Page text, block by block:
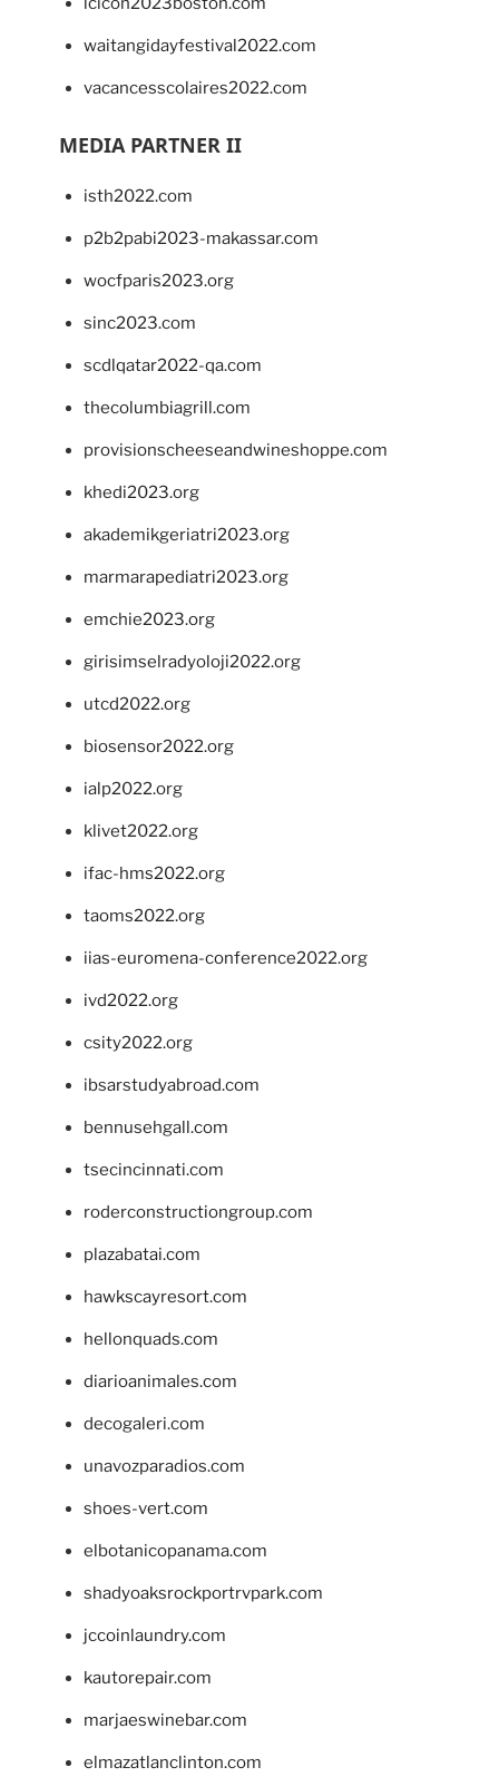
waitangidayfestival2022.com
vacancesscolaires2022.com
MEDIA PARTNER II
isth2022.com
p2b2pabi2023-makassar.com
wocfparis2023.org
sinc2023.com
scdlqatar2022-qa.com
thecolumbiagrill.com
provisionscheeseandwineshoppe.com
khedi2023.org
akademikgeriatri2023.org
marmarapediatri2023.org
emchie2023.org
girisimselradyoloji2022.org
utcd2022.org
biosensor2022.org
ialp2022.org
klivet2022.org
ifac-hms2022.org
taoms2022.org
iias-euromena-conference2022.org
ivd2022.org
csity2022.org
ibsarstudyabroad.com
bennusehgall.com
tsecincinnati.com
roderconstructiongroup.com
plazabatai.com
hawkscayresort.com
hellonquads.com
diarioanimales.com
decogaleri.com
unavozparadios.com
shoes-vert.com
elbotanicopanama.com
shadyoaksrockportrvpark.com
jccoinlaundry.com
kautorepair.com
marjaeswinebar.com
elmazatlanclinton.com